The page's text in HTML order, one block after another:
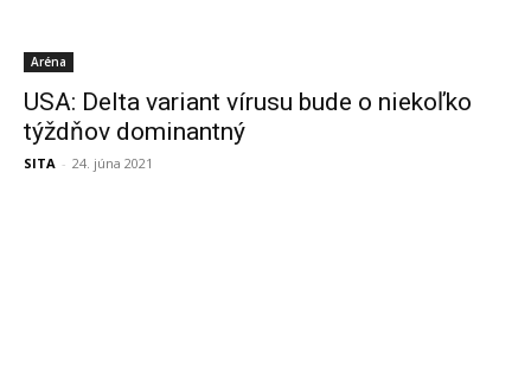
Aréna
USA: Delta variant vírusu bude o niekoľko
týždňov dominantný
SITA - 24. júna 2021